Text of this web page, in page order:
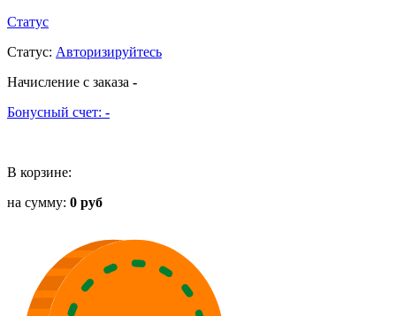
Статус
Статус: Авторизируйтесь
Начисление с заказа -
Бонусный счет: -
В корзине:
на сумму: 0 руб